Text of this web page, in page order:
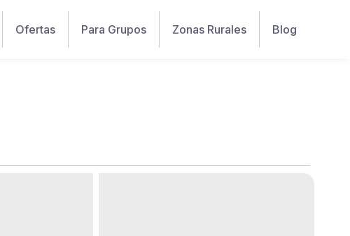
Ofertas Para Grupos Zonas Rurales Blog